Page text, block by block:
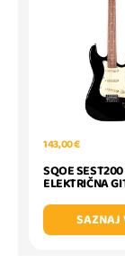
143,00 €
SQOE
ELEKTRIČNA
SAZNAJ